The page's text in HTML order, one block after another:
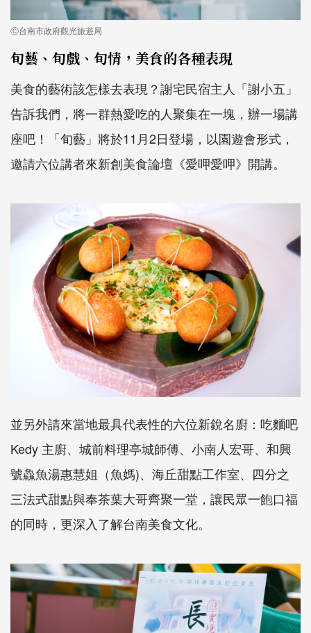
Ⓒ台南市政府觀光旅遊局
旬藝、旬戲、旬情，美食的各種表現
美食的藝術該怎樣去表現？謝宅民宿主人「謝小五」
告訴我們，將一群熱愛吃的人聚集在一塊，辦一場講
座吧！「旬藝」將於11 月2日登場，以園遊會形式，
邀請六位講者來新創美食論壇《愛呷愛呷》開講。
並另外請來當地最具代表性的六位新銳名廚：吃麵吧
Kedy 主廚、城前料理亭城師傅、小南人宏哥、和興
號鱻魚湯惠慧姐（魚媽)、海丘甜點工作室、四分之
三法式甜點與奉茶葉大哥齊聚一堂，讓民眾一飽口福
的同時，更深入了解台南美食文化。